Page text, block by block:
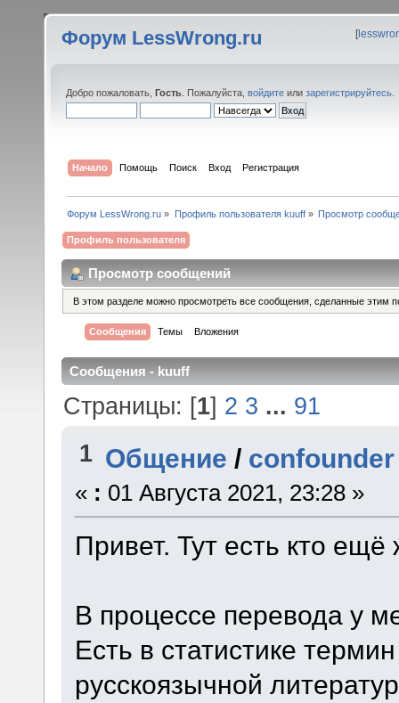
Форум LessWrong.ru [
Добро пожаловать, Гость . Пожалуйста, войдите или зарегистрируйтесь
Начало Помощь Поиск Вход Регистрация
Форум LessWrong.ru » Профиль пользователя kuuff» Просмотр
Профиль пользователя
Просмотр сообщений
В этом разделе можно просмотреть все сообщения, сделанные этим
Сообщения Темы Вложения
Сообщения - kuuff
Страницы: [1] 2 3 ... 91
1 Общение / confounder
« : 01 Августа 2021, 23:28 »
Привет. Тут есть кто ещё
В процессе перевода у
Есть в статистике
русскоязычной